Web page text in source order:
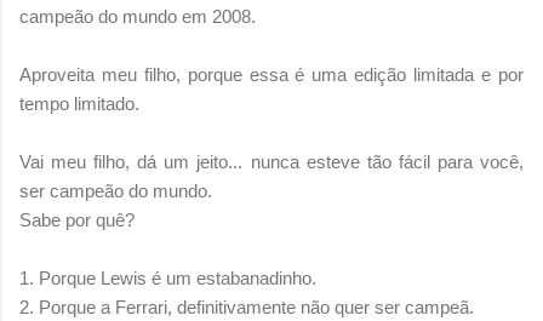
campeão do mundo em 2008.
Aproveita meu filho, porque essa é uma edição limitada e por
tempo limitado.
Vai meu filho, dá um jeito... nunca esteve tão fácil para você,
ser campeão do mundo.
Sabe por quê?
1. Porque Lewis é um estabanadinho.
2. Porque a Ferrari, definitivamente não quer ser campeã.